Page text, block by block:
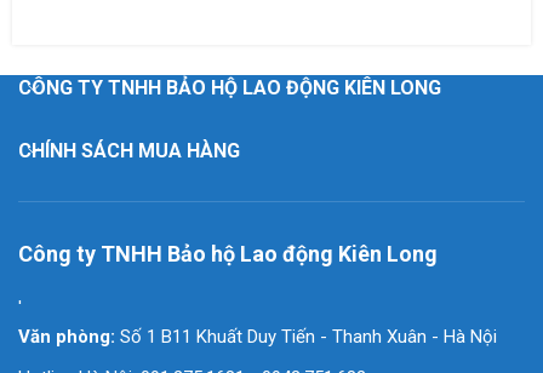
CÔNG TY TNHH BẢO HỘ LAO ĐỘNG KIÊN LONG
CHÍNH SÁCH MUA HÀNG
Công ty TNHH Bảo hộ Lao động Kiên Long
'
Văn phòng: Số 1 B11 Khuất Duy Tiến - Thanh Xuân - Hà Nội